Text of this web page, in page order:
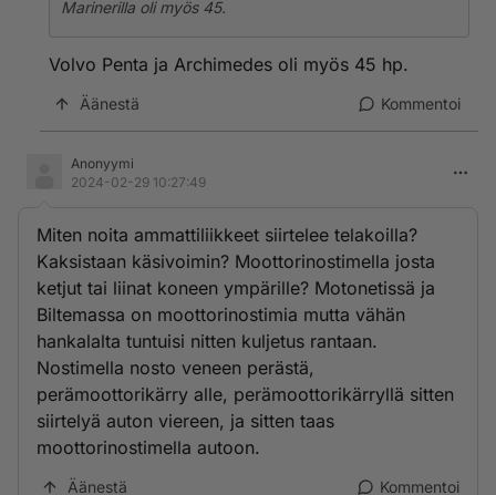
Marinerilla oli myös 45.
Volvo Penta ja Archimedes oli myös 45 hp.
Äänestä Kommentoi
Anonyymi
2024-02-29 10:27:49
Miten noita ammattiliikkeet siirtelee telakoilla?
Kaksistaan käsivoimin? Moottorinostimella josta
ketjut tai liinat koneen ympärille? Motonetissä ja
Biltemassa on moottorinostimia mutta vähän
hankalalta tuntuisi nitten kuljetus rantaan.
Nostimella nosto veneen perästä,
perämoottorikärry alle, perämoottorikärryllä sitten
siirtelyä auton viereen, ja sitten taas
moottorinostimella autoon.
Äänestä Kommentoi